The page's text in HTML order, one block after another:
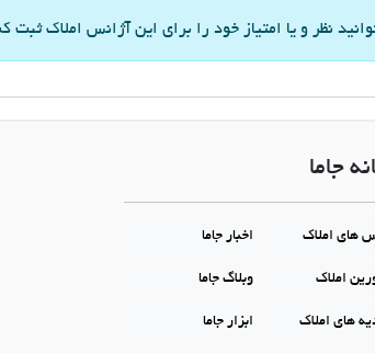
نظر و یا امتیاز خود را برای این آژانس املاک ثبت
جاما
های املاک اخبار جاما
املاک وبلاگ جاما
های املاک ابزار جاما